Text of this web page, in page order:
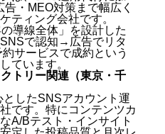
・MEO対策まで幅広く
ティング会社です。
導線全体」を設計した
で認知→広告でリタ
サービスで成約という
ています。
トリー関連（東京・千
としたSNSアカウント運
です。特にコンテンツカ
A/Bテスト・インサイト
ネスに欠かせない理由
ット
ぶ際の5つのポイント
績があるか
貫で対応できるか
とりやすさ
透明性